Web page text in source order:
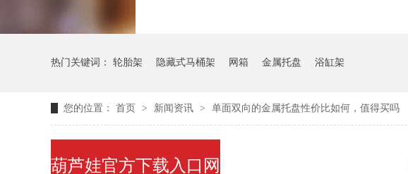
热门关键词： 轮胎架 隐藏式马桶架 网箱 金属托盘 浴缸架
您的位置： 首页 > 新闻资讯 > 单面双向的金属托盘性价比如何，值得买吗
葫芦娃官方下载入口网